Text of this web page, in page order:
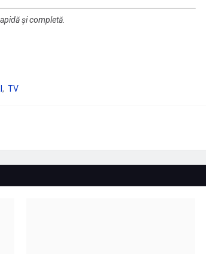
și completă.
TV